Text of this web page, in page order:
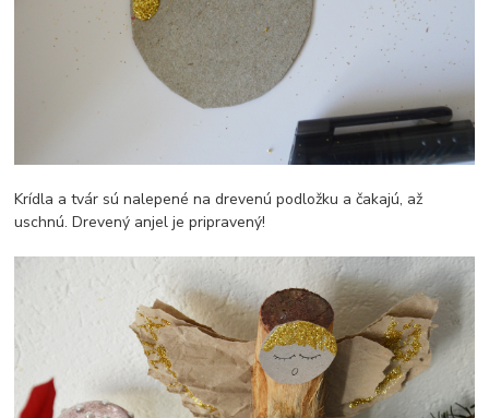
Krídla a tvár sú nalepené na drevenú podložku a čakajú, až
uschnú. Drevený anjel je pripravený!